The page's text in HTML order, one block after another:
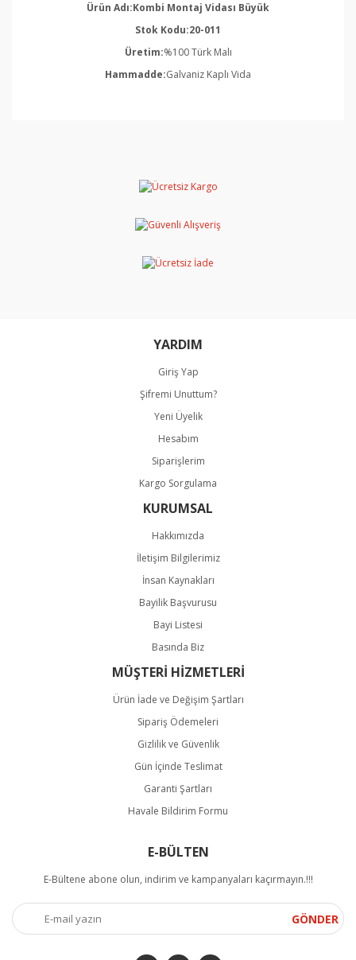
Ürün Adı:Kombi Montaj Vidası Büyük
Stok Kodu:20-011
Üretim:%100 Türk Malı
Hammadde:Galvaniz Kaplı Vida
Yorum Yaz
Ürün açıklamasında eksik bilgiler bulunuyor.
Gönder
YARDIM
Giriş Yap
Şifremi Unuttum?
Yeni Üyelik
Hesabım
Siparişlerim
Kargo Sorgulama
KURUMSAL
Hakkımızda
İletişim Bilgilerimiz
İnsan Kaynakları
Bayilik Başvurusu
Bayi Listesi
Basında Biz
MÜŞTERİ HİZMETLERİ
Ürün İade ve Değişim Şartları
Sipariş Ödemeleri
Gizlilik ve Güvenlik
Gün İçinde Teslimat
Garanti Şartları
Havale Bildirim Formu
E-BÜLTEN
E-Bültene abone olun, indirim ve kampanyaları kaçırmayın.!!!
GÖNDER